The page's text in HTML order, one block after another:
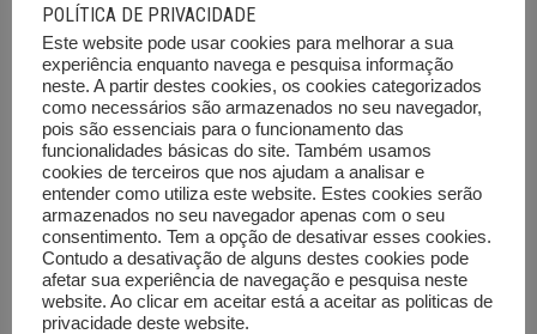
Mapa
+
−
POLÍTICA DE PRIVACIDADE
Este website pode usar cookies para melhorar a sua
experiência enquanto navega e pesquisa informação
neste. A partir destes cookies, os cookies categorizados
como necessários são armazenados no seu navegador,
pois são essenciais para o funcionamento das
funcionalidades básicas do site. Também usamos
cookies de terceiros que nos ajudam a analisar e
entender como utiliza este website. Estes cookies serão
armazenados no seu navegador apenas com o seu
consentimento. Tem a opção de desativar esses cookies.
Contudo a desativação de alguns destes cookies pode
afetar sua experiência de navegação e pesquisa neste
website. Ao clicar em aceitar está a aceitar as politicas de
privacidade deste website.